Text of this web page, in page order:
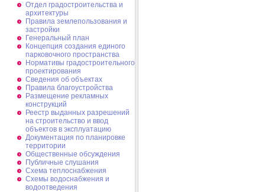
Отдел градостроительства и
архитектуры
Правила землепользования и
застройки
Генеральный план
Концепция создания единого
парковочного пространства
Нормативы градостроительного
проектирования
Сведения об объектах
Правила благоустройства
Размещение рекламных
конструкций
Реестр выданных разрешений
на строительство и ввод
объектов в эксплуатацию
Документация по планировке
территории
Общественные обсуждения
Публичные слушания
Схема теплоснабжения
Схемы водоснабжения и
водоотведения